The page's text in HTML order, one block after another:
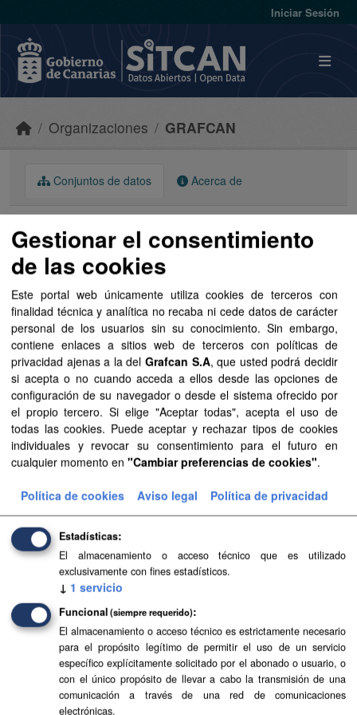
Iniciar Sesión
Organizaciones GRAFCAN
Conjuntos de datos Acerca de
Ordenar por
1 conjunto de datos encontrado
Licencias: Aviso Legal del SITCAN
Grupos:
Sector público
Formatos:
SVG
Filtrar Resultados
Islas y municipios
límites reflejados carecen de carácter oficial.
SHP GeoJSON SVG
Gestionar el consentimiento
de las cookies
Este portal web únicamente utiliza cookies de terceros con
finalidad técnica y analítica no recaba ni cede datos de carácter
personal de los usuarios sin su conocimiento. Sin embargo,
contiene enlaces a sitios web de terceros con políticas de
privacidad ajenas a la del Grafcan S.A, que usted podrá decidir
si acepta o no cuando acceda a ellos desde las opciones de
configuración de su navegador o desde el sistema ofrecido por
el propio tercero. Si elige "Aceptar todas", acepta el uso de
todas las cookies. Puede aceptar y rechazar tipos de cookies
individuales y revocar su consentimiento para el futuro en
cualquier momento en "Cambiar preferencias de cookies".
Política de cookies Aviso legal Política de privacidad
Estadísticas
El almacenamiento o acceso técnico que es utilizado
exclusivamente con fines estadísticos.
↓ 1 servicio
Funcional (siempre requerido)
El almacenamiento o acceso técnico es estrictamente necesario
para el propósito legítimo de permitir el uso de un servicio
específico explícitamente solicitado por el abonado o usuario, o
con el único propósito de llevar a cabo la transmisión de una
comunicación a través de una red de comunicaciones
electrónicas.